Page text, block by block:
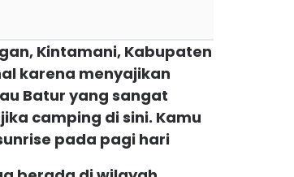
Kintamani, Kabupaten
karena menyajikan
Batur yang sangat
camping di sini. Kamu
pada pagi hari